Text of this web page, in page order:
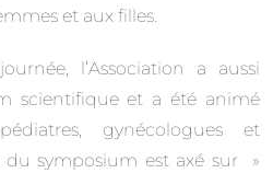
et aux filles.
l’Association a aussi
scientifique et a été animé
gynécologues et
du symposium est axé sur »